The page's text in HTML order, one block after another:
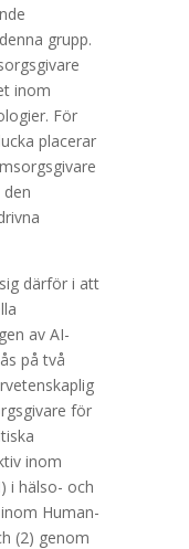
grupp.
inom
För
placerar
därför i att
av AI-
på två
för
inom
i hälso- och
Human-
(2) genom